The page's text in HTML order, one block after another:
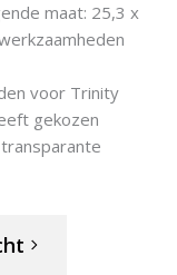
maat: 25,3 x
voor Trinity
gekozen